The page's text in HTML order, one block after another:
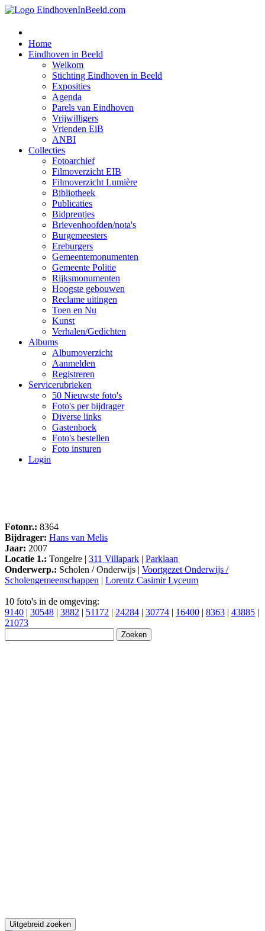
Home
Eindhoven in Beeld
Welkom
Stichting Eindhoven in Beeld
Exposities
Agenda
Parels van Eindhoven
Vrijwilligers
Vrienden EiB
ANBI
Collecties
Fotoarchief
Filmoverzicht EIB
Filmoverzicht Lumière
Bibliotheek
Publicaties
Bidprentjes
Brievenhoofden/nota's
Burgemeesters
Ereburgers
Gemeentemonumenten
Gemeente Politie
Rijksmonumenten
Hoogste gebouwen
Reclame uitingen
Toen en Nu
Kunst
Verhalen/Gedichten
Albums
Albumoverzicht
Aanmelden
Registreren
Servicerubrieken
50 Nieuwste foto's
Foto's per bijdrager
Diverse links
Gastenboek
Foto's bestellen
Foto insturen
Login
Fotonr.: 8364
Bijdrager: Hans van Melis
Jaar: 2007
Locatie 1.: Tongelre | 311 Villapark | Parklaan
Onderwerp.: Scholen / Onderwijs | Voortgezet Onderwijs /
Scholengemeenschappen | Lorentz Casimir Lyceum
10 foto's in de omgeving:
9140 | 30548 | 3882 | 51172 | 24284 | 30774 | 16400 | 8363 | 43885 |
21073